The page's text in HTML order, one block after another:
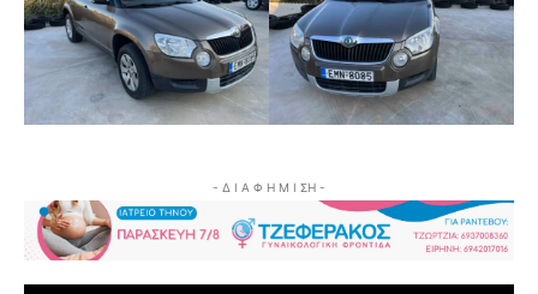
- Δ Ι Α Φ Η Μ Ι ΣΗ -